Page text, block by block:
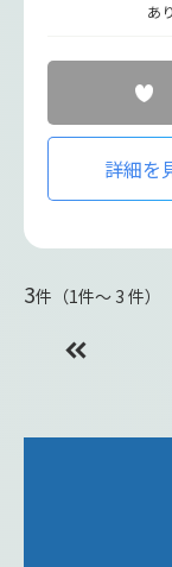
あり
詳細を
3件（1件〜 3 件）